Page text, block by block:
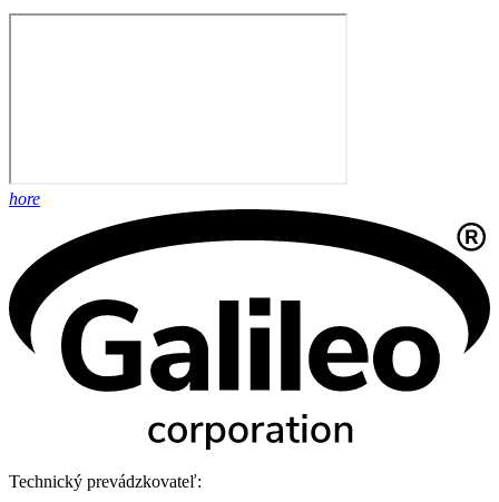
hore
Technický prevádzkovateľ: